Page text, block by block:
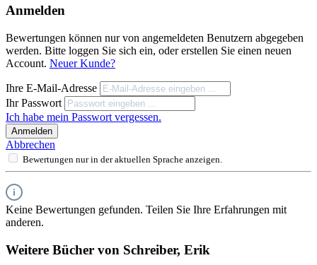
Anmelden
Bewertungen können nur von angemeldeten Benutzern abgegeben
werden. Bitte loggen Sie sich ein, oder erstellen Sie einen neuen
Account. Neuer Kunde?
Ihre E-Mail-Adresse
Ihr Passwort
Ich habe mein Passwort vergessen.
Anmelden
Abbrechen
Bewertungen nur in der aktuellen Sprache anzeigen.
Keine Bewertungen gefunden. Teilen Sie Ihre Erfahrungen mit
anderen.
Weitere Bücher von Schreiber, Erik